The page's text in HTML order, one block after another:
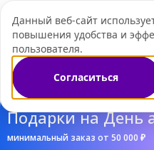
Данный веб-сайт
повышения удобства и
пользователя.
Согласиться
Подарки на День
минимальный заказ от 50 000 ₽